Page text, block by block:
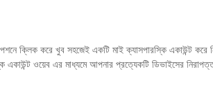
ক্লিক করে খুব সহজেই একটি মাই ক্যাসপারস্কি একাউন্ট করে
ওয়েব এর মাধ্যমে আপনার প্রত্যেকটি ডিভাইসের